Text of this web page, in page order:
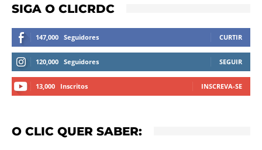
SIGA O CLICRDC
147,000 Seguidores CURTIR
120,000 Seguidores SEGUIR
13,000 Inscritos INSCREVA-SE
O CLIC QUER SABER: